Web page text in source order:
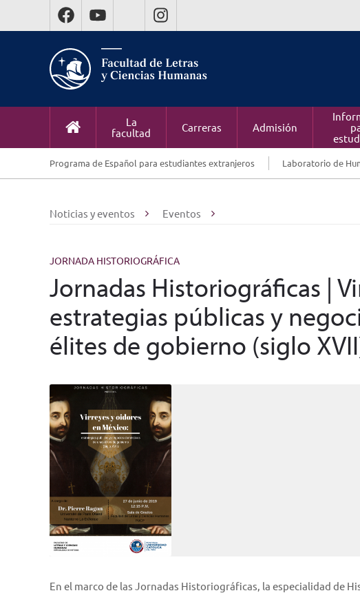
La
facultad
Carreras Admisión
Programa de Español para estudiantes extranjeros Laboratorio de
Noticias y eventos Eventos
JORNADA HISTORIOGRÁFICA
Jornadas Historiográficas |
estrategias públicas y
élites de gobierno (siglo
En el marco de las Jornadas Historiográficas, la especialidad de